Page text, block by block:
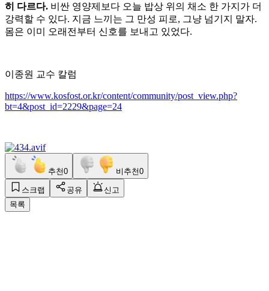
히 다르다. 비싼 영양제보다 오늘 밥상 위의 채소 한 가지가 더
강력할 수 있다. 지금 느끼는 그 만성 피로, 그냥 넘기지 말자.
몸은 이미 오래전부터 신호를 보내고 있었다.
이종원 교수 칼럼
https://www.kosfost.or.kr/content/community/post_view.php?
bt=4&post_id=2229&page=24
추천0 비추천0
스크랩 공유
신고
목록